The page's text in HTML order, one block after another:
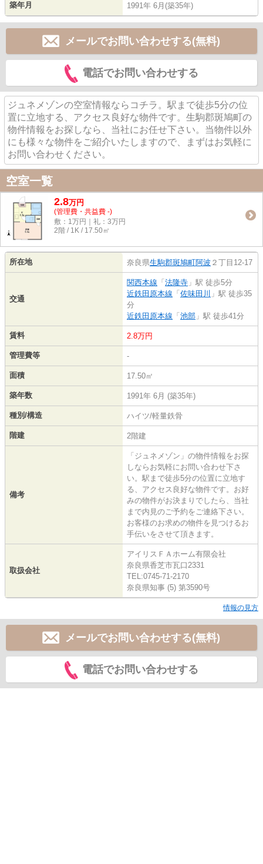
築年月 1991年 6月(築35年)
メールでお問い合わせする(無料)
電話でお問い合わせする
ジュネメゾンの空室情報ならコチラ。駅まで徒歩5分の位
置に立地する、アクセス良好な物件です。生駒郡斑鳩町の
物件情報をお探しなら、当社にお任せ下さい。当物件以外
にも様々な物件をご紹介いたしますので、まずはお気軽に
お問い合わせください。
空室一覧
2.8万円
(管理費・共益費 -)
敷：1万円｜礼：3万円
2階 / 1K / 17.50㎡
所在地 奈良県生駒郡斑鳩町阿波 ２丁目12-17
交通
関西本線 「 法隆寺 」駅 徒歩5分
近鉄田原本線 「 佐味田川 」駅 徒歩35
分
近鉄田原本線 「 池部 」駅 徒歩41分
賃料 2.8万円
管理費等 -
面積 17.50㎡
築年数 1991年 6月 (築35年)
種別/構造 ハイツ/軽量鉄骨
階建 2階建
備考
「ジュネメゾン」の物件情報をお探
しならお気軽にお問い合わせ下さ
い。駅まで徒歩5分の位置に立地す
る、アクセス良好な物件です。お好
みの物件がお決まりでしたら、当社
まで内見のご予約をご連絡下さい。
お客様のお求めの物件を見つけるお
手伝いをさせて頂きます。
取扱会社
アイリスＦＡホーム有限会社
奈良県香芝市瓦口2331
TEL:0745-71-2170
奈良県知事 (5) 第3590号
情報の見方
メールでお問い合わせする(無料)
電話でお問い合わせする